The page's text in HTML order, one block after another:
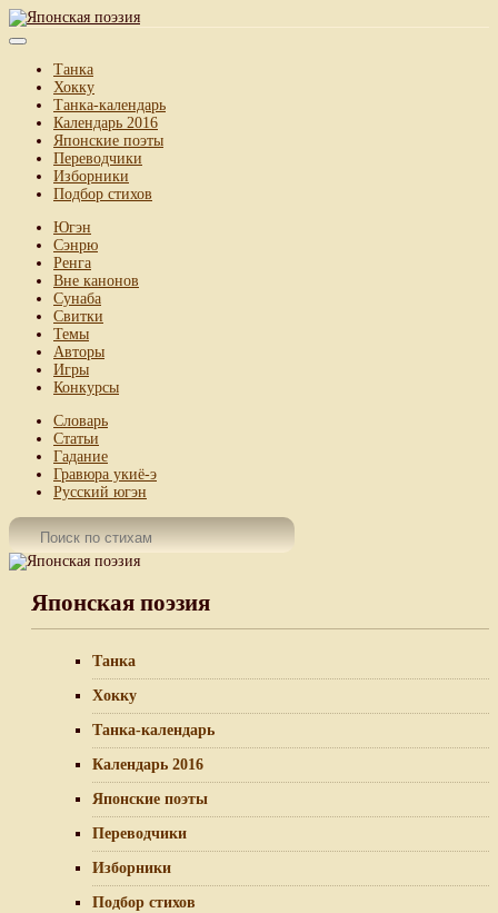
Танка
Хокку
Танка-календарь
Календарь 2016
Японские поэты
Переводчики
Изборники
Подбор стихов
Югэн
Сэнрю
Ренга
Вне канонов
Сунаба
Свитки
Темы
Авторы
Игры
Конкурсы
Словарь
Статьи
Гадание
Гравюра укиё-э
Русский югэн
Японская поэзия
Танка
Хокку
Танка-календарь
Календарь 2016
Японские поэты
Переводчики
Изборники
Подбор стихов